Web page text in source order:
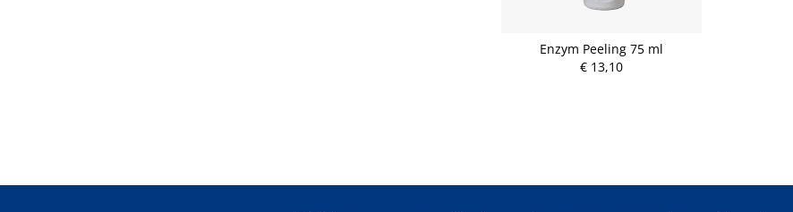
Enzym Peeling 75 ml
€ 13,10